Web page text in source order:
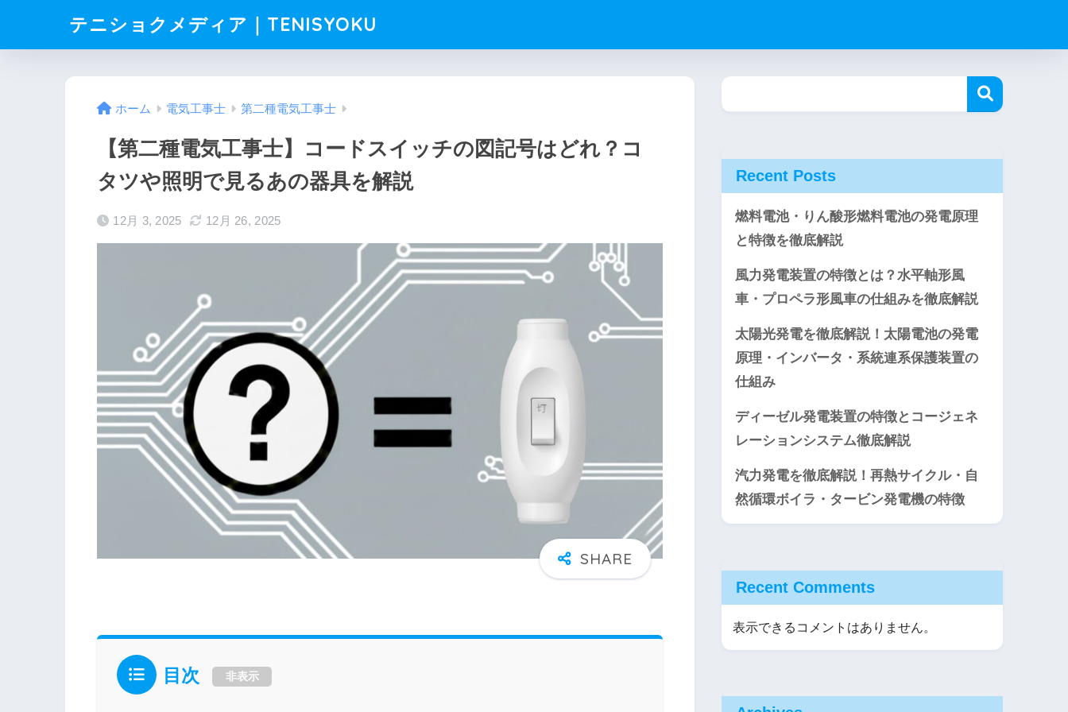
テニショクメディア｜TENISYOKU
ホーム 電気工事士 第二種電気工事士
【第二種電気工事士】コードスイッチの図記号はどれ？コ
タツや照明で見るあの器具を解説
12月 3, 2025 12月 26, 2025
目次 非表示
Recent Posts
燃料電池・りん酸形燃料電池の発電原理
と特徴を徹底解説
風力発電装置の特徴とは？水平軸形風
車・プロペラ形風車の仕組みを徹底解説
太陽光発電を徹底解説！太陽電池の発電
原理・インバータ・系統連系保護装置の
仕組み
ディーゼル発電装置の特徴とコージェネ
レーションシステム徹底解説
汽力発電を徹底解説！再熱サイクル・自
然循環ボイラ・タービン発電機の特徴
Recent Comments
表示できるコメントはありません。